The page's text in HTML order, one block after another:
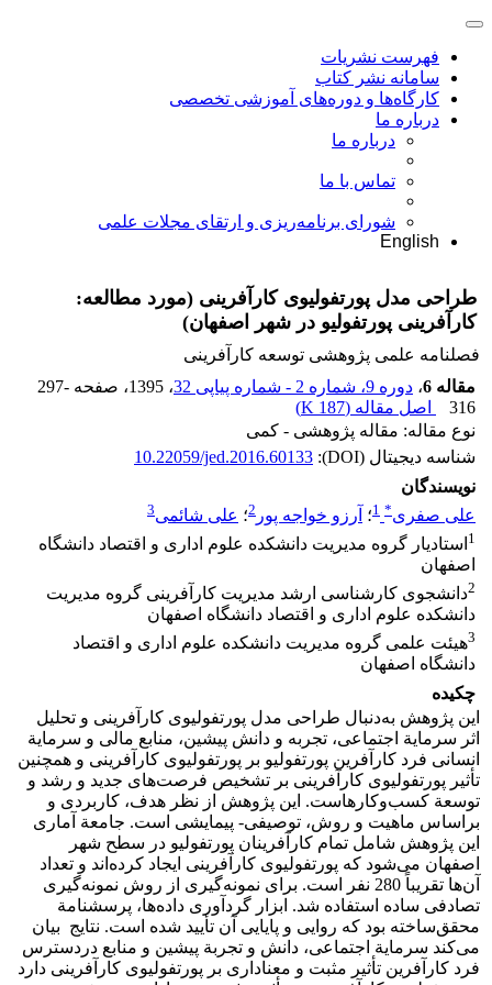
فهرست نشریات
سامانه نشر کتاب
کارگاه‌ها و دوره‌های آموزشی تخصصی
درباره ما
درباره ما
تماس با ما
شورای برنامه‌ریزی و ارتقای مجلات علمی
English
طراحی مدل پورتفولیوی کارآفرینی (مورد مطالعه:
کارآفرینی پورتفولیو در شهر اصفهان)
فصلنامه علمی پژوهشی توسعه کارآفرینی
مقاله 6
، دوره 9، شماره 2 - شماره پیاپی 32 ، 1395 ، صفحه 297-
316
اصل مقاله (187 K
)
نوع مقاله: مقاله پژوهشی - کمی
شناسه دیجیتال (DOI):
10.22059/jed.2016.60133
نویسندگان
علی صفری*
1؛ آرزو خواجه پور 2؛ علی شائمی3
1 استادیار گروه مدیریت دانشکده علوم اداری و اقتصاد دانشگاه
اصفهان
2دانشجوی کارشناسی ارشد مدیریت کارآفرینی گروه مدیریت
دانشکده علوم اداری و اقتصاد دانشگاه اصفهان
3هیئت علمی گروه مدیریت دانشکده علوم اداری و اقتصاد
دانشگاه اصفهان
چکیده
این پژوهش به‌دنبال طراحی مدل پورتفولیوی کارآفرینی و تحلیل
اثر سرمایة اجتماعی، تجربه و دانش پیشین، منابع مالی و سرمایة
انسانی فرد کارآفرین پورتفولیو بر پورتفولیوی کارآفرینی و همچنین
تأثیر پورتفولیوی کارآفرینی بر تشخیص فرصت‌های جدید و رشد و
توسعة کسب‌وکارهاست. این پژوهش از نظر هدف، کاربردی و
براساس ماهیت و روش، توصیفی- پیمایشی است. جامعة آماری
این پژوهش شامل تمام کارآفرینان پورتفولیو در سطح شهر
اصفهان می‌شود که پورتفولیوی کارآفرینی ایجاد کرده‌اند و تعداد
آن‌ها تقریباً 280 نفر است. برای نمونه‌گیری از روش نمونه‌گیری
تصادفی ساده استفاده شد. ابزار گردآوری داده‌ها، پرسشنامة
محقق‌ساخته بود که روایی و پایایی آن تأیید شده است. نتایج بیان
می‌کند سرمایة اجتماعی، دانش و تجربة پیشین و منابع دردسترس
فرد کارآفرین تأثیر مثبت و معناداری بر پورتفولیوی کارآفرینی دارد